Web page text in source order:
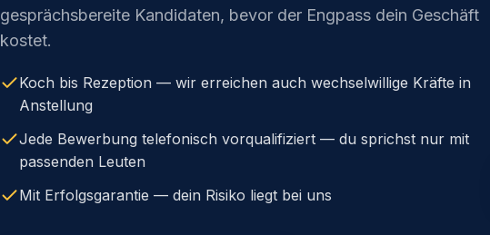
gesprächsbereite Kandidaten, bevor der Engpass dein Geschäft
kostet.
Koch bis Rezeption — wir erreichen auch wechselwillige Kräfte in
Anstellung
Jede Bewerbung telefonisch vorqualifiziert — du sprichst nur mit
passenden Leuten
Mit Erfolgsgarantie — dein Risiko liegt bei uns